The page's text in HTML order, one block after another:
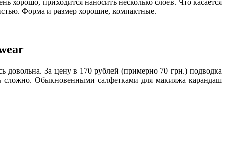
приходится наносить несколько слоев. Что касается
Форма и размер хорошие, компактные.
довольна. За цену в 170 рублей (примерно 70 грн.) подводка
сложно. Обыкновенными салфетками для макияжа карандаш